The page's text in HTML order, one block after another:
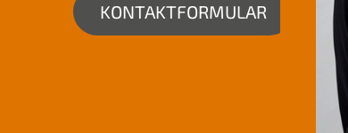
KONTAKTFORMULAR